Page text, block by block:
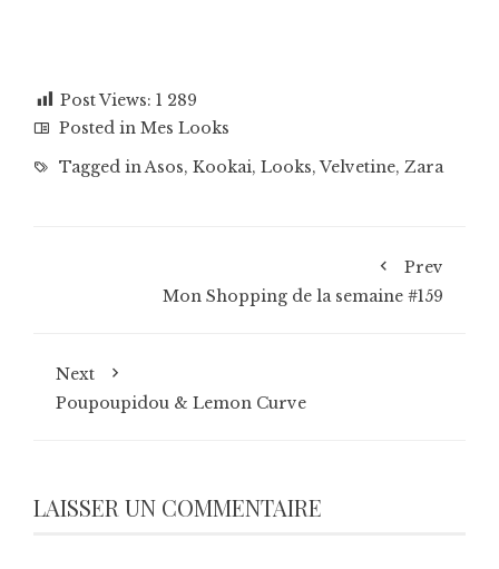
Post Views: 1 289
Posted in Mes Looks
Tagged inAsos, Kookai, Looks,Velvetine, Zara
Prev
Mon Shopping de la semaine #159
Next
Poupoupidou & Lemon Curve
LAISSER UN COMMENTAIRE